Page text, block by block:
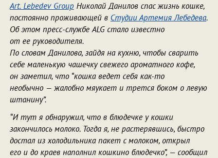
Art. Lebedev Group Николай Данилов спас жизнь кошке,
постоянно проживающей в Студии Артемия Лебедева.
Об этом пресс-службе ALG стало известно
от ее руководителя.
По словам Данилова, зайдя на кухню, чтобы сварить
себе маленькую чашечку свежего ароматного кофе,
он заметил, что “кошка ведет себя как-то
необычно — жалобно мяукает и трется боком о левую
штанину”.
“И тут я обнаружил, что в блюдечке у кошки
закончилось молоко. Тогда я, не растерявшись, быстро
достал из холодильника пакет с молоком, открыл
его и до краев наполнил кошкино блюдечко”, — сообщил